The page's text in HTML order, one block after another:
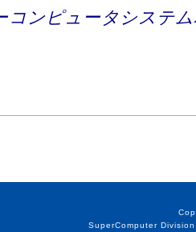
コンピュータシステ
SuperComputer